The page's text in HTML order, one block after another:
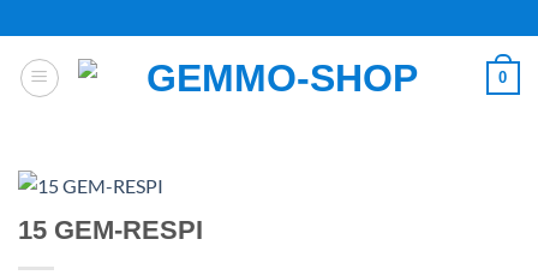
Inhalt
springen
0
15 GEM-RESPI